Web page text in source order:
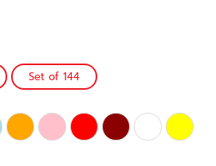
Set of 144